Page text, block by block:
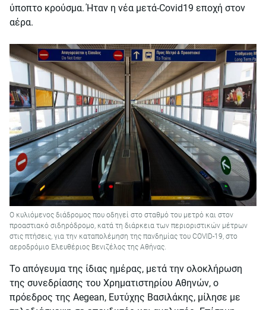
ύποπτο κρούσμα. Ήταν η νέα μετά-Covid19 εποχή στον
αέρα.
Ο κυλιόμενος διάδρομος που οδηγεί στο σταθμό του μετρό και στον
προαστιακό σιδηρόδρομο, κατά τη διάρκεια των περιοριστικών μέτρων
στις πτήσεις, για την καταπολέμηση της πανδημίας του COVID-19, στο
αεροδρόμιο Ελευθέριος Βενιζέλος της Αθήνας.
Το απόγευμα της ίδιας ημέρας, μετά την ολοκλήρωση
της συνεδρίασης του Χρηματιστηρίου Αθηνών, ο
πρόεδρος της Aegean, Ευτύχης Βασιλάκης, μίλησε με